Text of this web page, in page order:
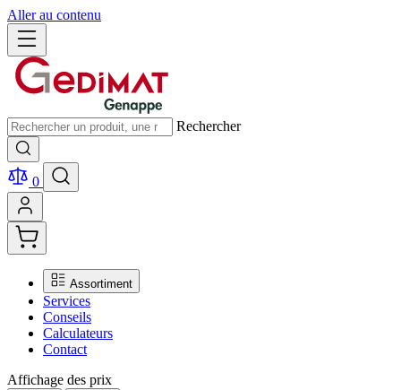
Aller au contenu
Rechercher
0
Assortiment
Services
Conseils
Calculateurs
Contact
Affichage des prix